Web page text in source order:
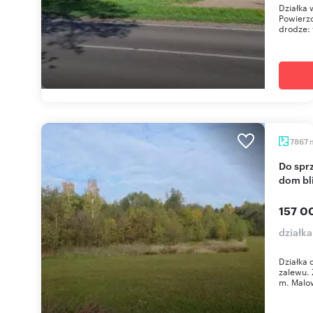
drodze:
7867
Do sprzedania malownicza działka 7 867 m² pod
dom
157
zalewu.
m.